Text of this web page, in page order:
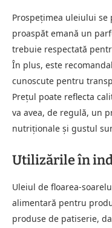
Prospețimea uleiului
proaspăt emană un
trebuie respectată
În plus, este
cunoscute pentru
Prețul poate reflecta
va avea, de regulă, un
nutriționale și gustul
Utilizările în
Uleiul de floarea-
alimentară pentru
produse de patiserie,